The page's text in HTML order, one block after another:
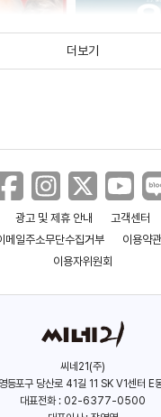
츠 4 오크 스트리
더보기
광고 및 제휴 안내 고객센터
메일주소무단수집거부 이용약관
이용자위원회
씨네21(주)
등포구 당산로 41길 11 SK V1센터 E
대표전화 : 02-6377-0500